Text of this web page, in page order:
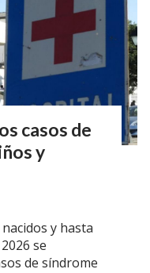
casos de
y
y hasta
se
de síndrome